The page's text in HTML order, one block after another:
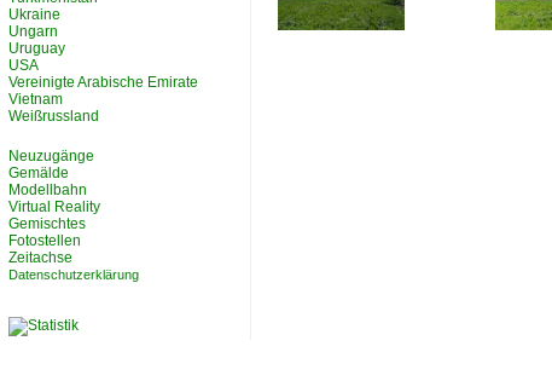
Ukraine
Ungarn
Uruguay
USA
Vereinigte Arabische Emirate
Vietnam
Weißrussland
Neuzugänge
Gemälde
Modellbahn
Virtual Reality
Gemischtes
Fotostellen
Zeitachse
Datenschutzerklärung